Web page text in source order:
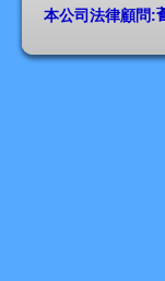
本公司法律顧問: